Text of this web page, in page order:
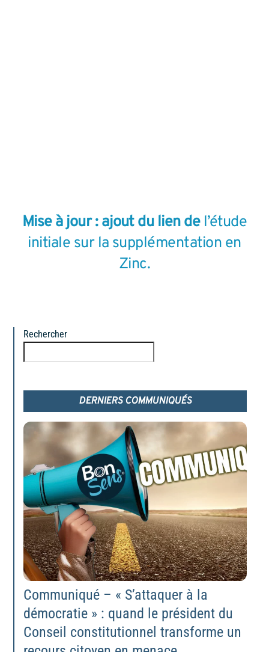
Mise à jour : ajout du lien de l’étude
initiale sur la supplémentation en
Zinc.
Rechercher
DERNIERS COMMUNIQUÉS
Communiqué – « S’attaquer à la
démocratie » : quand le président du
Conseil constitutionnel transforme un